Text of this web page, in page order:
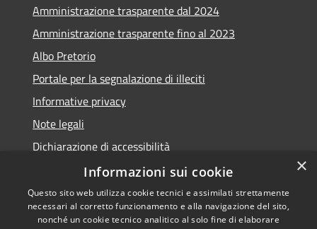
Amministrazione trasparente dal 2024
Amministrazione trasparente fino al 2023
Albo Pretorio
Portale per la segnalazione di illeciti
Informative privacy
Note legali
Dichiarazione di accessibilità
Segnalazioni di inaccessibilità
×
Informazioni sui cookie
Questo sito web utilizza cookie tecnici e assimilati strettamente
necessari al corretto funzionamento e alla navigazione del sito,
nonché un cookie tecnico analitico al solo fine di elaborare